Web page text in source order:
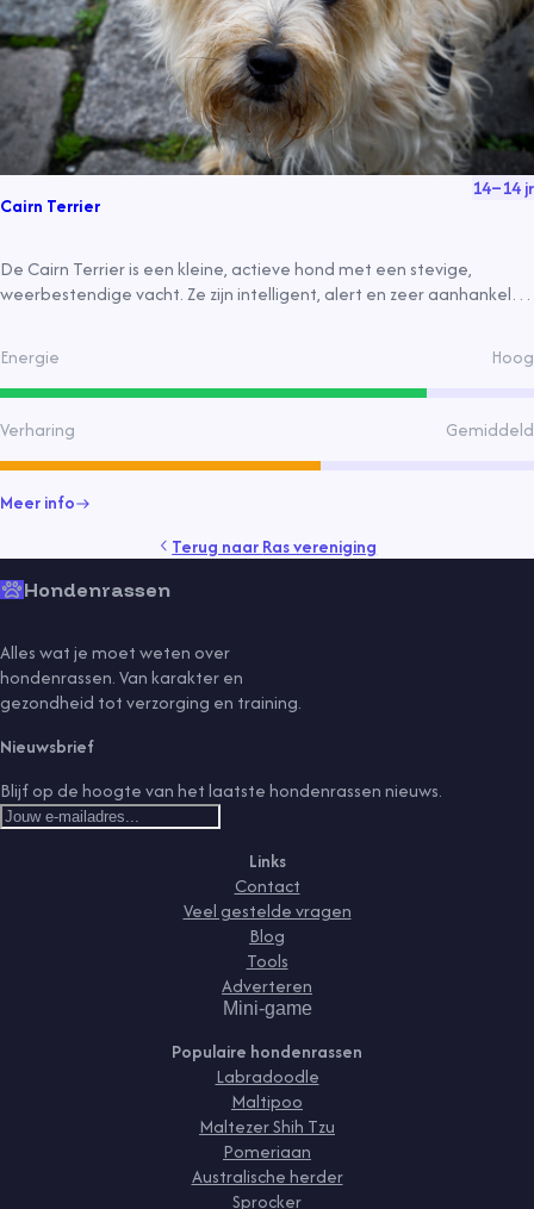
Cairn Terrier
14–14jr
De Cairn Terrier is een kleine, actieve hond met een stevige,
weerbestendige vacht. Ze zijn intelligent, alert en zeer aanhankelijk,
genetische aandoeningen krijgen.
Energie Hoog
Verharing Gemiddeld
Meer info
Terug naarRas vereniging
Hondenrassen
Alles wat je moet weten over
hondenrassen. Van karakter en
gezondheid tot verzorging en training.
Nieuwsbrief
Blijf op de hoogte van het laatste hondenrassen nieuws.
Links
Contact
Veel gestelde vragen
Blog
Tools
Adverteren
Mini-game
Populaire hondenrassen
Labradoodle
Maltipoo
Maltezer Shih Tzu
Pomeriaan
Australische herder
Sprocker